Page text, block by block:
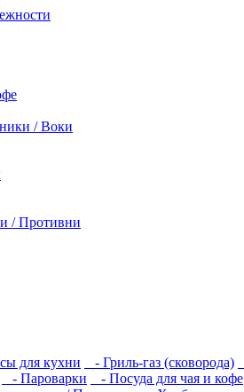
/ Воки
/ Противни
для кухни - Гриль-газ (сковорода)
- Пароварки - Посуда для чая и кофе